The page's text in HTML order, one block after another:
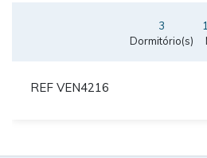
3
Dormitório(s)
REF VEN4216